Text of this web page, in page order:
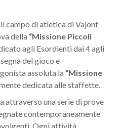
campo di atletica di Vajont
della “Missione Piccoli
agli Esordienti dai 4 agli
del gioco e
assoluta la “Missione
dedicata alle staffette.
attraverso una serie di prove
contemporaneamente
Ogni attività